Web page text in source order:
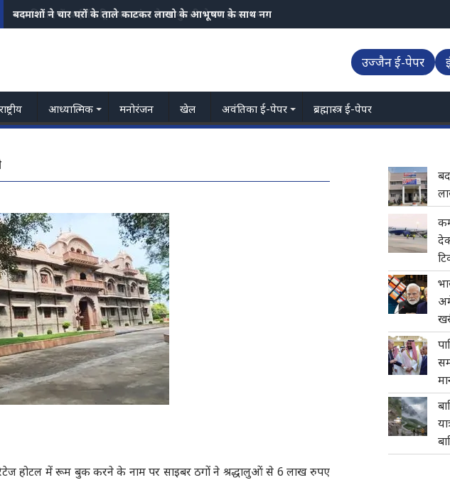
कम किराए में थाईलैंड ट्रिप का झांसा देकर युवती से 43 हजार रुपए की ठगी, टिकट निकला फर्जी
उज्जैन ई-पेपर
आध्यात्मिक मनोरंजन खेल अवंतिका ई-पेपर ब्रह्मास्त्र ई-पेपर
हेरिटेज होटल में रूम बुक करने के नाम पर साइबर ठगों ने श्रद्धालुओं से 6 लाख रुपए